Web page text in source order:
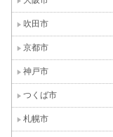
吹田市
京都市
神戸市
つくば市
札幌市